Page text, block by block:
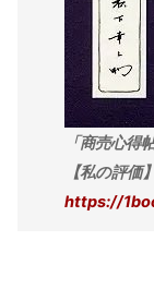
「商売心得
【私の評
https://